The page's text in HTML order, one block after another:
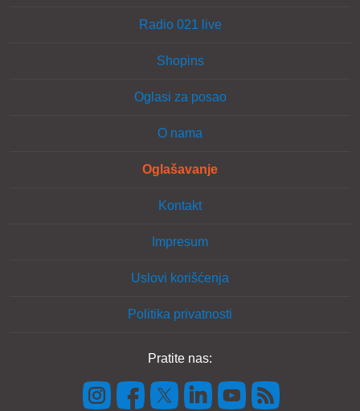
Radio 021 live
Shopins
Oglasi za posao
O nama
Oglašavanje
Kontakt
Impresum
Uslovi korišćenja
Politika privatnosti
Pratite nas: